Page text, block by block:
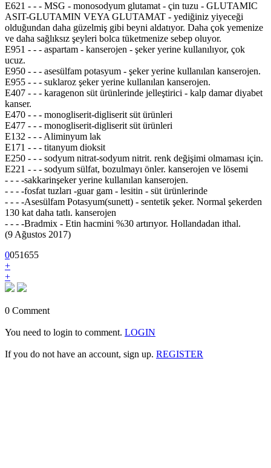
E621 - - - MSG - monosodyum glutamat - çin tuzu - GLUTAMIC
ASIT-GLUTAMIN VEYA GLUTAMAT - yediğiniz yiyeceği
olduğundan daha güzelmiş gibi beyni aldatıyor. Daha çok yemenize
ve daha sağlıksız şeyleri bolca tüketmenize sebep oluyor.
E951 - - - aspartam - kanserojen - şeker yerine kullanılıyor, çok
ucuz.
E950 - - - asesülfam potasyum - şeker yerine kullanılan kanserojen.
E955 - - - suklaroz şeker yerine kullanılan kanserojen.
E407 - - - karagenon süt ürünlerinde jelleştirici - kalp damar diyabet
kanser.
E470 - - - monogliserit-digliserit süt ürünleri
E477 - - - monogliserit-digliserit süt ürünleri
E132 - - - Aliminyum lak
E171 - - - titanyum dioksit
E250 - - - sodyum nitrat-sodyum nitrit. renk değişimi olmaması için.
E221 - - - sodyum sülfat, bozulmayı önler. kanserojen ve lösemi
- - - -sakkarinşeker yerine kullanılan kanserojen.
- - - -fosfat tuzları -guar gam - lesitin - süt ürünlerinde
- - - -Asesülfam Potasyum(sunett) - sentetik şeker. Normal şekerden
130 kat daha tatlı. kanserojen
- - - -Bradmix - Etin hacmini %30 artırıyor. Hollandadan ithal.
(9 Ağustos 2017)
0051655
+
+
0 Comment
You need to login to comment. LOGIN
If you do not have an account, sign up. REGISTER